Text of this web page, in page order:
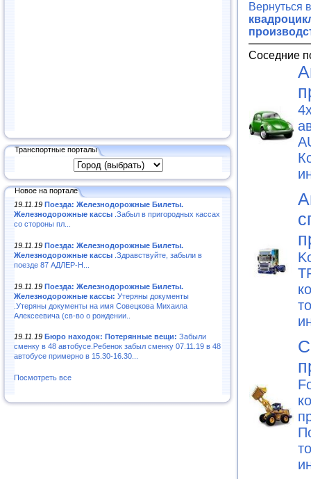
Транспортные порталы
Новое на портале
19.11.19 Поезда: Железнодорожные Билеты.
Железнодорожные кассы .Забыл в пригородных кассах
со стороны пл...
19.11.19 Поезда: Железнодорожные Билеты.
Железнодорожные кассы .Здравствуйте, забыли в
поезде 87 АДЛЕР-Н...
19.11.19 Поезда: Железнодорожные Билеты.
Железнодорожные кассы: Утеряны документы
.Утеряны документы на имя Совецкова Михаила
Алексеевича (св-во о рождении..
19.11.19 Бюро находок: Потерянные вещи: Забыли
сменку в 48 автобусе.Ребенок забыл сменку 07.11.19 в 48
автобусе примерно в 15.30-16.30...
Посмотреть все
Вернуться
Соседние